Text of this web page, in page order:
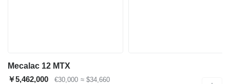
Mecalac 12 MTX
￥5,462,000
€30,000 ≈ $34,660